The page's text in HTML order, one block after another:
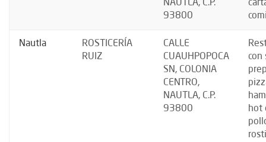
NAUTLA, C.P.
93800
Nautla
ROSTICERÍA
RUIZ
CALLE
CUAUHPOPOCA
SN, COLONIA
CENTRO,
NAUTLA, C.P.
93800
con
hot